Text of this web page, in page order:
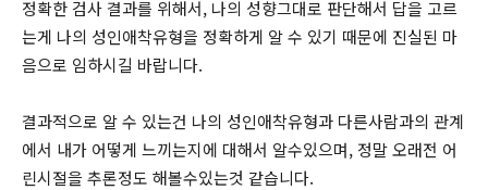
정확한 검사 결과를 위해서, 나의 성향그대로 판단해서 답을 고르
는게 나의 성인애착유형을 정확하게 알 수 있기 때문에 진실된 마
음으로 임하시길 바랍니다.
결과적으로 알 수 있는건 나의 성인애착유형과 다른사람과의 관계
에서 내가 어떻게 느끼는지에 대해서 알수있으며, 정말 오래전 어
린시절을 추론정도 해볼수있는것 같습니다.